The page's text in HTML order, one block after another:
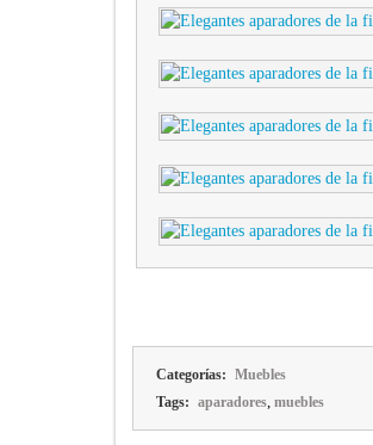
Categorías: Muebles
Tags: aparadores, muebles